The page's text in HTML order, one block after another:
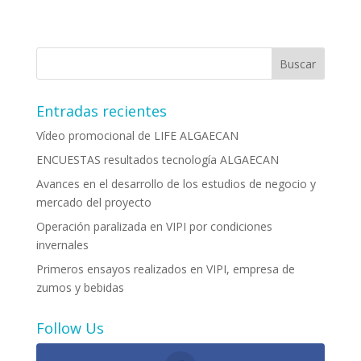
Entradas recientes
Vídeo promocional de LIFE ALGAECAN
ENCUESTAS resultados tecnología ALGAECAN
Avances en el desarrollo de los estudios de negocio y
mercado del proyecto
Operación paralizada en VIPI por condiciones
invernales
Primeros ensayos realizados en VIPI, empresa de
zumos y bebidas
Follow Us